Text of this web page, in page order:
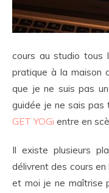
cours au studio tous
pratique à la maison
que je ne suis pas
guidée je ne sais pas
GET YOGi entre en
Il existe plusieurs
délivrent des cours
et moi je ne maîtrise